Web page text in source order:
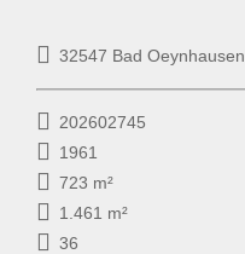
32547 Bad Oeynhausen
202602745
1961
723 m²
1.461 m²
36